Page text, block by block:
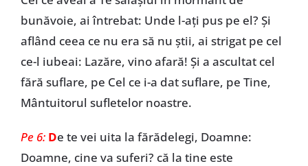
bunăvoie, ai întrebat: Unde l-ați pus pe el? Și
aflând ceea ce nu era să nu știi, ai strigat pe cel
ce-l iubeai: Lazăre, vino afară! Și a ascultat cel
fără suflare, pe Cel ce i-a dat suflare, pe Tine,
Mântuitorul sufletelor noastre.
Pe 6: De te vei uita la fărădelegi, Doamne:
Doamne, cine va suferi? că la tine este